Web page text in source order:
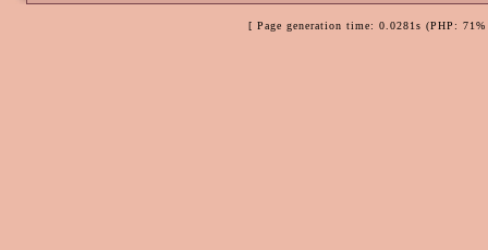
[ Page generation time: 0.0281s (PHP: